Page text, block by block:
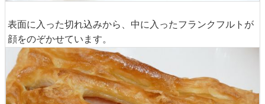
表面に入った切れ込みから、中に入ったフランクフルトが
顔をのぞかせています。